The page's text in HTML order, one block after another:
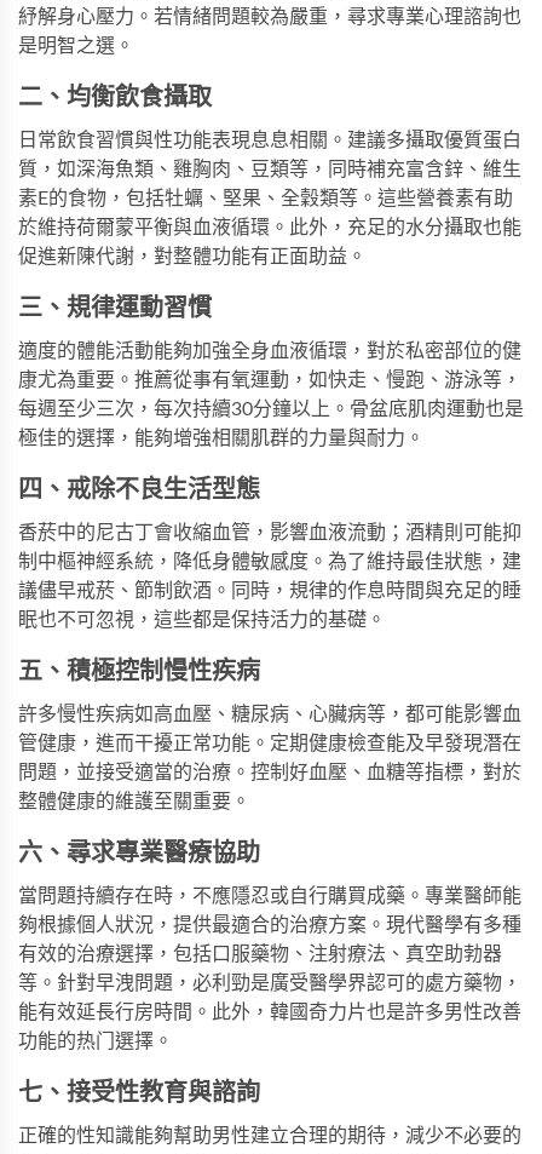
紓解身心壓力。若情緒問題較為嚴重，尋求專業心理諮詢也
是明智之選。
二、均衡飲食攝取
日常飲食習慣與性功能表現息息相關。建議多攝取優質蛋白
質，如深海魚類、雞胸肉、豆類等，同時補充富含鋅、維生
素E的食物，包括牡蠣、堅果、全穀類等。這些營養素有助
於維持荷爾蒙平衡與血液循環。此外，充足的水分攝取也能
促進新陳代謝，對整體功能有正面助益。
三、規律運動習慣
適度的體能活動能夠加強全身血液循環，對於私密部位的健
康尤為重要。推薦從事有氧運動，如快走、慢跑、游泳等，
每週至少三次，每次持續30分鐘以上。骨盆底肌肉運動也是
極佳的選擇，能夠增強相關肌群的力量與耐力。
四、戒除不良生活型態
香菸中的尼古丁會收縮血管，影響血液流動；酒精則可能抑
制中樞神經系統，降低身體敏感度。為了維持最佳狀態，建
議儘早戒菸、節制飲酒。同時，規律的作息時間與充足的睡
眠也不可忽視，這些都是保持活力的基礎。
五、積極控制慢性疾病
許多慢性疾病如高血壓、糖尿病、心臟病等，都可能影響血
管健康，進而干擾正常功能。定期健康檢查能及早發現潛在
問題，並接受適當的治療。控制好血壓、血糖等指標，對於
整體健康的維護至關重要。
六、尋求專業醫療協助
當問題持續存在時，不應隱忍或自行購買成藥。專業醫師能
夠根據個人狀況，提供最適合的治療方案。現代醫學有多種
有效的治療選擇，包括口服藥物、注射療法、真空助勃器
等。針對早洩問題， 必利勁是廣受醫學界認可的處方藥物，
能有效延長行房時間。此外， 韓國奇力片也是許多男性改善
功能的热门選擇。
七、接受性教育與諮詢
正確的性知識能夠幫助男性建立合理的期待，減少不必要的